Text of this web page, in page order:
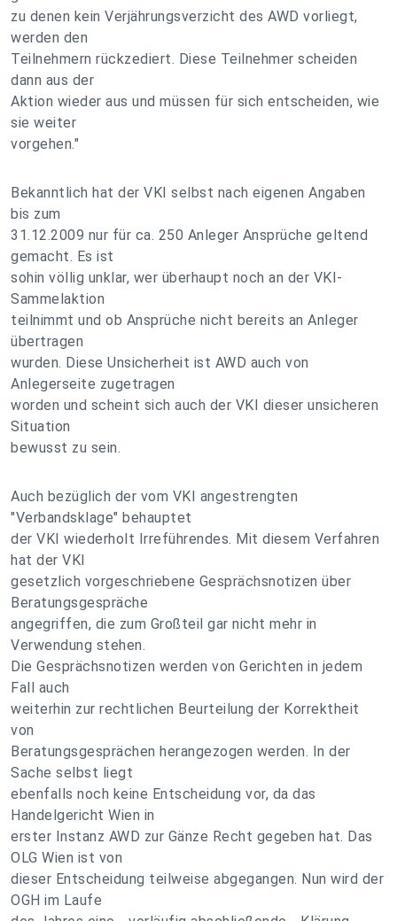
zu denen kein Verjährungsverzicht des AWD vorliegt,
werden den
Teilnehmern rückzediert. Diese Teilnehmer scheiden
dann aus der
Aktion wieder aus und müssen für sich entscheiden, wie
sie weiter
vorgehen."
Bekanntlich hat der VKI selbst nach eigenen Angaben
bis zum
31.12.2009 nur für ca. 250 Anleger Ansprüche geltend
gemacht. Es ist
sohin völlig unklar, wer überhaupt noch an der VKI-
Sammelaktion
teilnimmt und ob Ansprüche nicht bereits an Anleger
übertragen
wurden. Diese Unsicherheit ist AWD auch von
Anlegerseite zugetragen
worden und scheint sich auch der VKI dieser unsicheren
Situation
bewusst zu sein.
Auch bezüglich der vom VKI angestrengten
"Verbandsklage" behauptet
der VKI wiederholt Irreführendes. Mit diesem Verfahren
hat der VKI
gesetzlich vorgeschriebene Gesprächsnotizen über
Beratungsgespräche
angegriffen, die zum Großteil gar nicht mehr in
Verwendung stehen.
Die Gesprächsnotizen werden von Gerichten in jedem
Fall auch
weiterhin zur rechtlichen Beurteilung der Korrektheit
von
Beratungsgesprächen herangezogen werden. In der
Sache selbst liegt
ebenfalls noch keine Entscheidung vor, da das
Handelgericht Wien in
erster Instanz AWD zur Gänze Recht gegeben hat. Das
OLG Wien ist von
dieser Entscheidung teilweise abgegangen. Nun wird der
OGH im Laufe